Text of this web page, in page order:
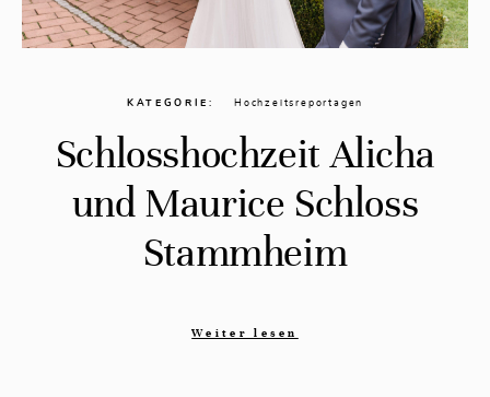
KATEGORIE Hochzeitsreportagen
Schlosshochzeit Alicha
und Maurice Schloss
Stammheim
Weiter lesen